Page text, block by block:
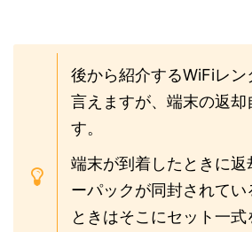
後から紹介するWiFiレン
言えますが、端末の返
す。
端末が到着したときに返
ーパックが同封されて
ときはそこにセット一